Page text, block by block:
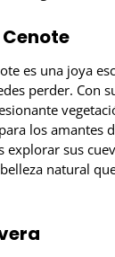
es una joya
perder. Con
los amantes
explorar sus
natural